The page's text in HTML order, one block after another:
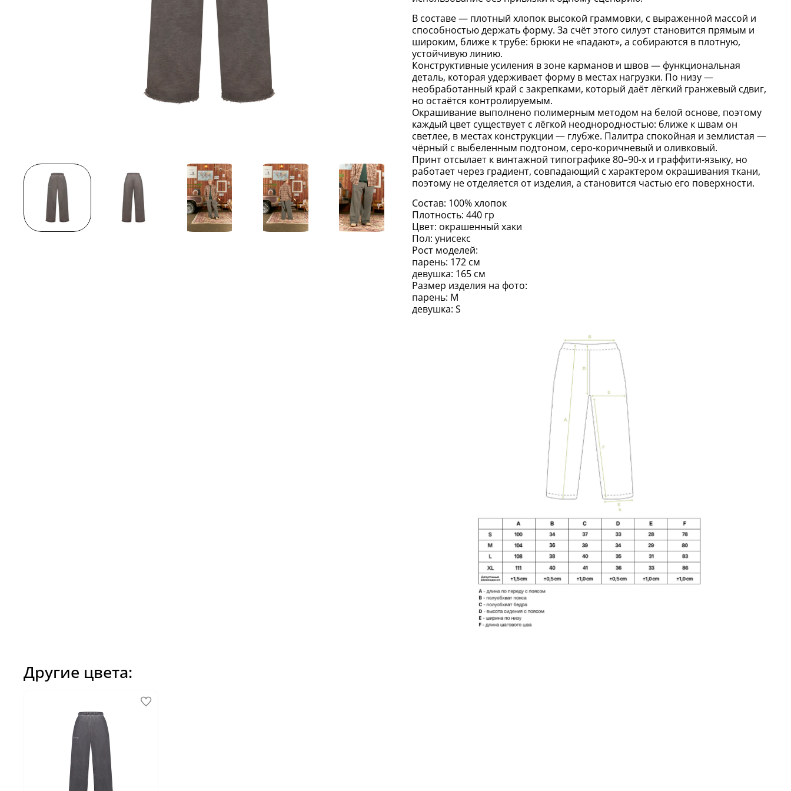
В составе — плотный хлопок высокой граммовки, с выраженной массой и
способностью держать форму. За счёт этого силуэт становится прямым и
широким, ближе к трубе: брюки не «падают», а собираются в плотную,
устойчивую линию.
Конструктивные усиления в зоне карманов и швов — функциональная
деталь, которая удерживает форму в местах нагрузки. По низу —
необработанный край с закрепками, который даёт лёгкий гранжевый сдвиг,
но остаётся контролируемым.
Окрашивание выполнено полимерным методом на белой основе, поэтому
каждый цвет существует с лёгкой неоднородностью: ближе к швам он
светлее, в местах конструкции — глубже. Палитра спокойная и землистая —
чёрный с выбеленным подтоном, серо-коричневый и оливковый.
Принт отсылает к винтажной типографике 80–90-х и граффити-языку, но
работает через градиент, совпадающий с характером окрашивания ткани,
поэтому не отделяется от изделия, а становится частью его поверхности.
Состав: 100% хлопок
Плотность: 440 гр
Цвет: окрашенный хаки
Пол: унисекс
Рост моделей:
парень: 172 см
девушка: 165 см
Размер изделия на фото:
парень: M
девушка: S
Другие цвета: